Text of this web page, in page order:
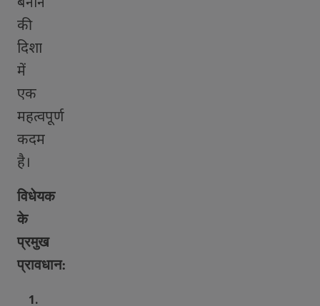
की
दिशा
में
एक
महत्वपूर्ण
कदम
है।
विधेयक
के
प्रमुख
प्रावधान:
1.